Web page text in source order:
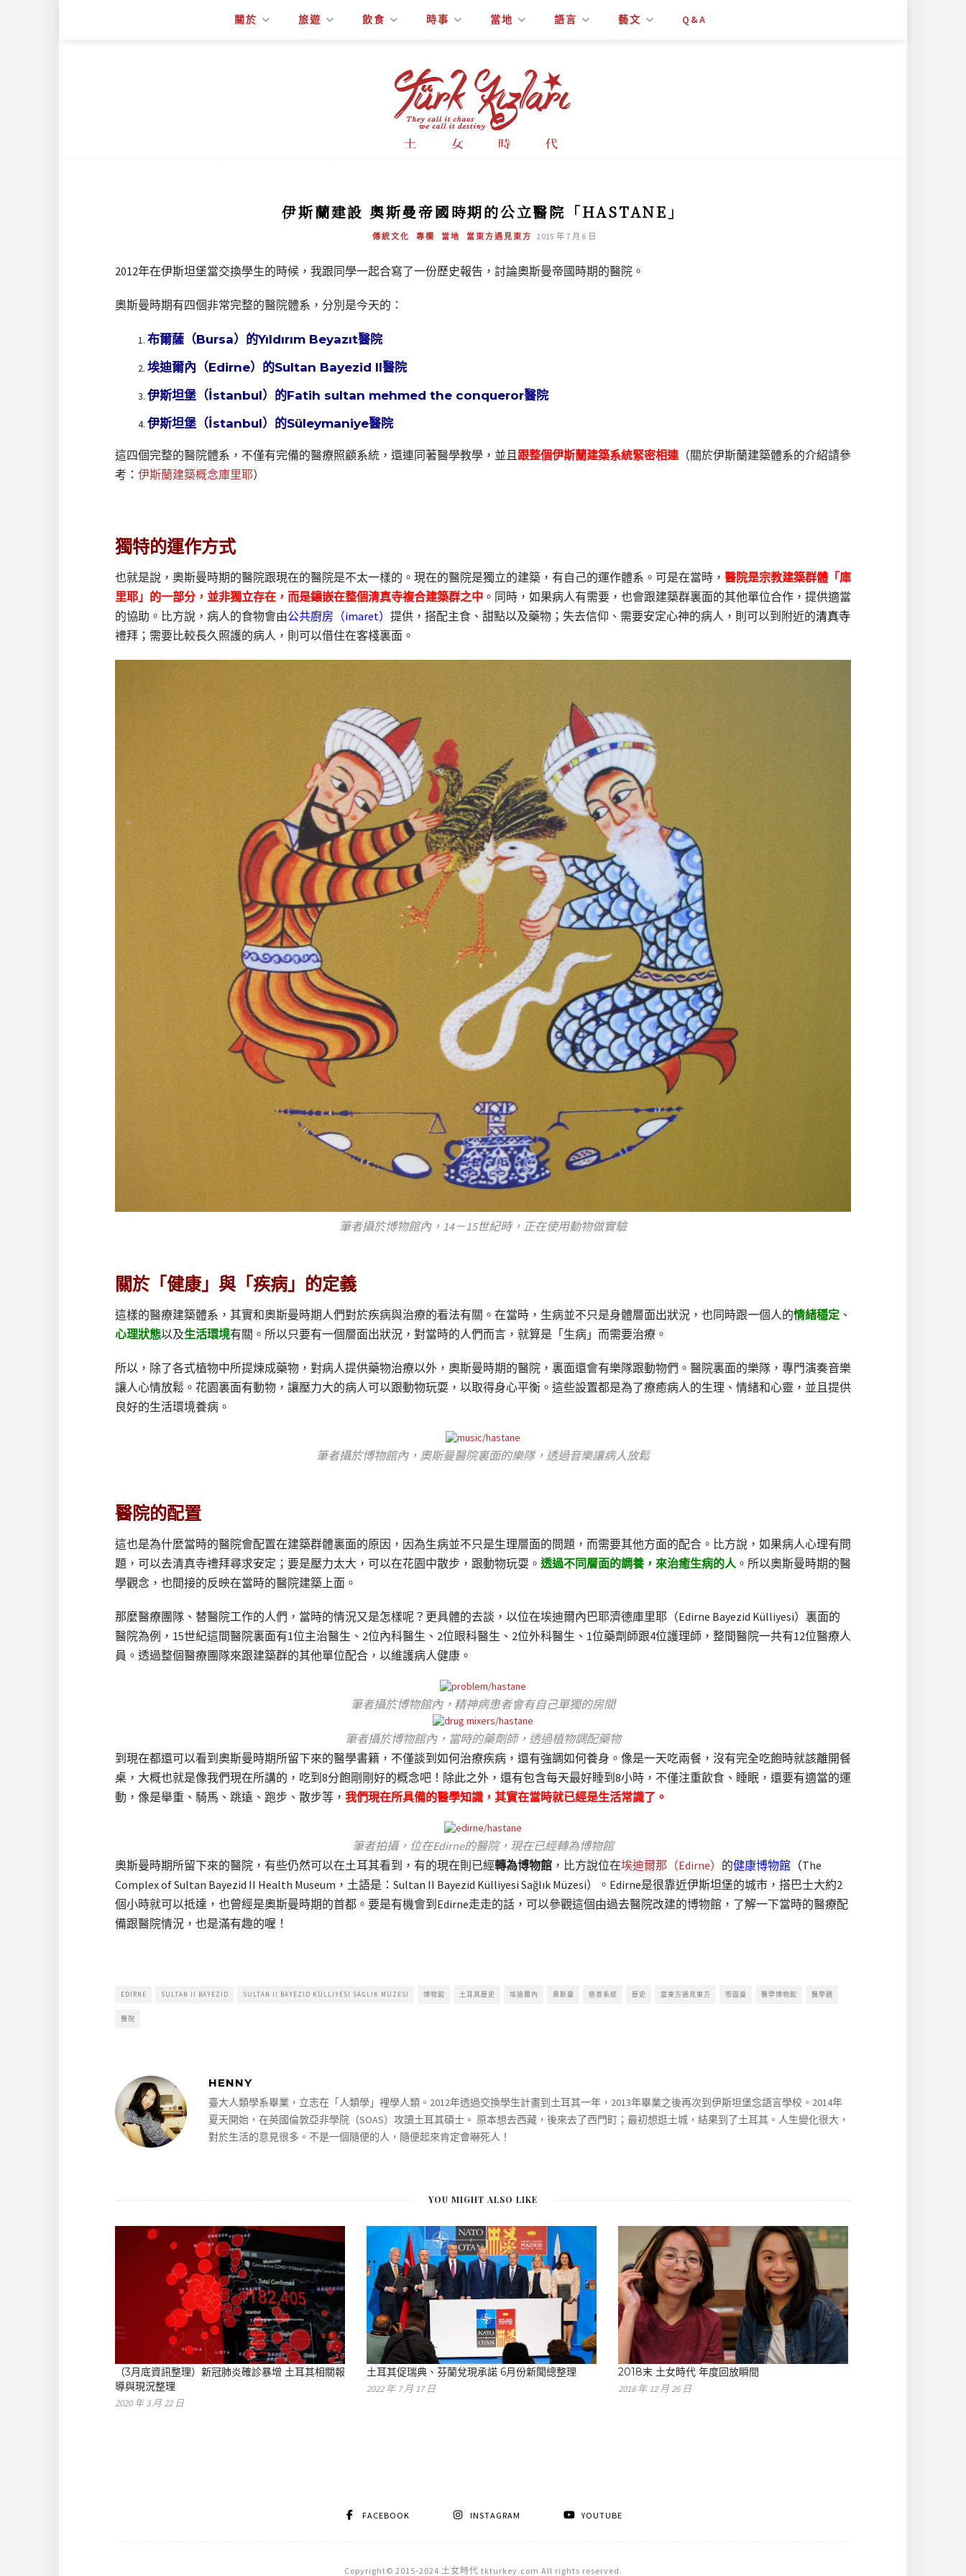
關於 旅遊 飲食 時事 當地 語言 藝文 Q&A
伊斯蘭建設 奧斯曼帝國時期的公立醫院「HASTANE」
傳統文化 專欄 當地 當東方遇見東方 2015 年 7 月 6 日
2012年在伊斯坦堡當交換學生的時候，我跟同學一起合寫了一份歷史報告，討論奧斯曼帝國時期的醫院。
奧斯曼時期有四個非常完整的醫院體系，分別是今天的：
布爾薩（Bursa）的Yıldırım Beyazıt醫院
埃迪爾內（Edirne）的Sultan Bayezid II醫院
伊斯坦堡（İstanbul）的Fatih sultan mehmed the conqueror醫院
伊斯坦堡（İstanbul）的Süleymaniye醫院
這四個完整的醫院體系，不僅有完備的醫療照顧系統，還連同著醫學教學，並且跟整個伊斯蘭建築系統緊密相連（關於伊斯蘭建築體系的介紹請參
考： 伊斯蘭建築概念庫里耶）
獨特的運作方式
也就是說，奧斯曼時期的醫院跟現在的醫院是不太一樣的。現在的醫院是獨立的建築，有自己的運作體系。可是在當時， 醫院是宗教建築群體「庫
里耶」的一部分，並非獨立存在，而是鑲嵌在整個清真寺複合建築群之中 。同時，如果病人有需要，也會跟建築群裏面的其他單位合作，提供適當
的協助。比方說，病人的食物會由公共廚房（imaret） 提供，搭配主食、甜點以及藥物；失去信仰、需要安定心神的病人，則可以到附近的清真寺
禮拜；需要比較長久照護的病人，則可以借住在客棧裏面。
筆者攝於博物館內，14－15世紀時，正在使用動物做實驗
關於「健康」與「疾病」的定義
這樣的醫療建築體系，其實和奧斯曼時期人們對於疾病與治療的看法有關。在當時，生病並不只是身體層面出狀況，也同時跟一個人的情緒穩定 、
心理狀態以及生活環境有關。所以只要有一個層面出狀況，對當時的人們而言，就算是「生病」而需要治療。
所以，除了各式植物中所提煉成藥物，對病人提供藥物治療以外，奧斯曼時期的醫院，裏面還會有樂隊跟動物們。醫院裏面的樂隊，專門演奏音樂
讓人心情放鬆。花園裏面有動物，讓壓力大的病人可以跟動物玩耍，以取得身心平衡。這些設置都是為了療癒病人的生理、情緒和心靈，並且提供
良好的生活環境養病。
筆者攝於博物館內，奧斯曼醫院裏面的樂隊，透過音樂讓病人放鬆
醫院的配置
這也是為什麼當時的醫院會配置在建築群體裏面的原因，因為生病並不只是生理層面的問題，而需要其他方面的配合。比方說，如果病人心理有問
題，可以去清真寺禮拜尋求安定；要是壓力太大，可以在花園中散步，跟動物玩耍。 透過不同層面的調養，來治癒生病的人。所以奧斯曼時期的醫
學觀念，也間接的反映在當時的醫院建築上面。
那麼醫療團隊、替醫院工作的人們，當時的情況又是怎樣呢？更具體的去談，以位在埃迪爾內巴耶濟德庫里耶（Edirne Bayezid Külliyesi）裏面的
醫院為例，15世紀這間醫院裏面有1位主治醫生、2位內科醫生、2位眼科醫生、2位外科醫生、1位藥劑師跟4位護理師，整間醫院一共有12位醫療人
員。透過整個醫療團隊來跟建築群的其他單位配合，以維護病人健康。
筆者攝於博物館內，精神病患者會有自己單獨的房間
筆者攝於博物館內，當時的藥劑師，透過植物調配藥物
到現在都還可以看到奧斯曼時期所留下來的醫學書籍，不僅談到如何治療疾病，還有強調如何養身。像是一天吃兩餐，沒有完全吃飽時就該離開餐
桌，大概也就是像我們現在所講的，吃到8分飽剛剛好的概念吧！除此之外，還有包含每天最好睡到8小時，不僅注重飲食、睡眠，還要有適當的運
動，像是舉重、騎馬、跳遠、跑步、散步等， 我們現在所具備的醫學知識，其實在當時就已經是生活常識了。
筆者拍攝，位在Edirne的醫院，現在已經轉為博物館
奧斯曼時期所留下來的醫院，有些仍然可以在土耳其看到，有的現在則已經轉為博物館 ，比方說位在埃迪爾那（Edirne） 的健康博物館 （The
Complex of Sultan Bayezid II Health Museum，土語是：Sultan II Bayezid Külliyesi Sağlık Müzesi）。Edirne是很靠近伊斯坦堡的城市，搭巴士大約2
個小時就可以抵達，也曾經是奧斯曼時期的首都。要是有機會到Edirne走走的話，可以參觀這個由過去醫院改建的博物館，了解一下當時的醫療配
備跟醫院情況，也是滿有趣的喔！
EDIRNE SULTAN II BAYEZID SULTAN II BAYEZID KÜLLIYESI SAĞLIK MÜZESI 博物館 土耳其歷史 埃迪爾內 奧斯曼 慈善系統 歷史 當東方遇見東方 鄂圖曼 醫學博物館 醫學觀
醫院
HENNY
臺大人類學系畢業，立志在「人類學」裡學人類。2012年透過交換學生計畫到土耳其一年，2013年畢業之後再次到伊斯坦堡念語言學校。2014年
夏天開始，在英國倫敦亞非學院（SOAS）攻讀土耳其碩士。 原本想去西藏，後來去了西門町；最初想逛土城，結果到了土耳其。人生變化很大，
對於生活的意見很多。不是一個隨便的人，隨便起來肯定會嚇死人！
YOU MIGHT ALSO LIKE
（3月底資訊整理）新冠肺炎確診暴增 土耳其相關報
導與現況整理
2020 年 3 月 22 日
土耳其促瑞典、芬蘭兌現承諾 6月份新聞總整理
2022 年 7 月 17 日
2018末 土女時代 年度回放瞬間
2018 年 12 月 26 日
FACEBOOK INSTAGRAM YOUTUBE
Copyright© 2015-2024 土女時代 tkturkey.com All rights reserved.